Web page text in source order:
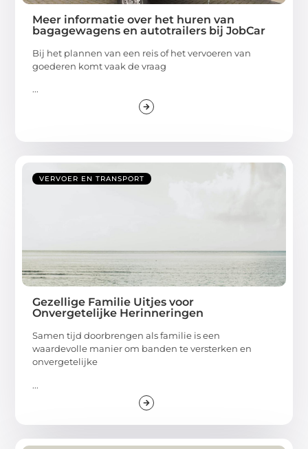
Meer informatie over het huren van
bagagewagens en autotrailers bij JobCar
Bij het plannen van een reis of het vervoeren van
goederen komt vaak de vraag
...
VERVOER EN TRANSPORT
Gezellige Familie Uitjes voor
Onvergetelijke Herinneringen
Samen tijd doorbrengen als familie is een
waardevolle manier om banden te versterken en
onvergetelijke
...